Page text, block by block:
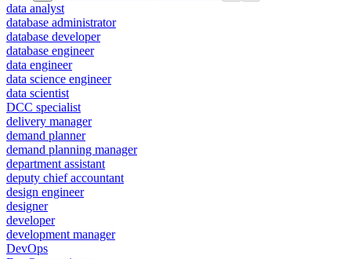
data analyst
database administrator
database developer
database engineer
data engineer
data science engineer
data scientist
DCC specialist
delivery manager
demand planner
demand planning manager
department assistant
deputy chief accountant
design engineer
designer
developer
development manager
DevOps